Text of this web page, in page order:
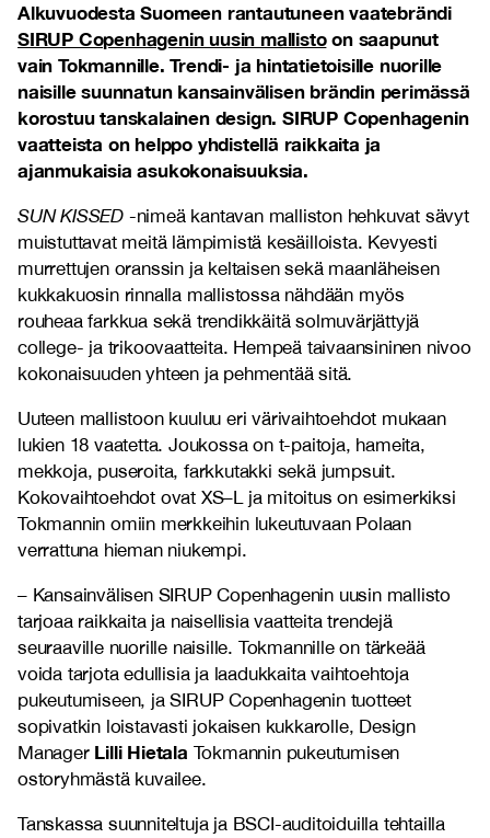
Alkuvuodesta Suomeen rantautuneen vaatebrändi
SIRUP Copenhagenin uusin mallistoon saapunut
vain Tokmannille. Trendi- ja hintatietoisille nuorille
naisille suunnatun kansainvälisen brändin perimässä
korostuu tanskalainen design. SIRUP Copenhagenin
vaatteista on helppo yhdistellä raikkaita ja
ajanmukaisia asukokonaisuuksia.
SUN KISSED -nimeä kantavan malliston hehkuvat sävyt
muistuttavat meitä lämpimistä kesäilloista. Kevyesti
murrettujen oranssin ja keltaisen sekä maanläheisen
kukkakuosin rinnalla mallistossa nähdään myös
rouheaa farkkua sekä trendikkäitä solmuvärjättyjä
college- ja trikoovaatteita. Hempeä taivaansininen nivoo
kokonaisuuden yhteen ja pehmentää sitä.
Uuteen mallistoon kuuluu eri värivaihtoehdot mukaan
lukien 18 vaatetta. Joukossa on t-paitoja, hameita,
mekkoja, puseroita, farkkutakki sekä jumpsuit.
Kokovaihtoehdot ovat XS–L ja mitoitus on esimerkiksi
Tokmannin omiin merkkeihin lukeutuvaan Polaan
verrattuna hieman niukempi.
– Kansainvälisen SIRUP Copenhagenin uusin mallisto
tarjoaa raikkaita ja naisellisia vaatteita trendejä
seuraaville nuorille naisille. Tokmannille on tärkeää
voida tarjota edullisia ja laadukkaita vaihtoehtoja
pukeutumiseen, ja SIRUP Copenhagenin tuotteet
sopivatkin loistavasti jokaisen kukkarolle, Design
Manager Lilli Hietala Tokmannin pukeutumisen
ostoryhmästä kuvailee.
Tanskassa suunniteltuja ja BSCI-auditoiduilla tehtailla